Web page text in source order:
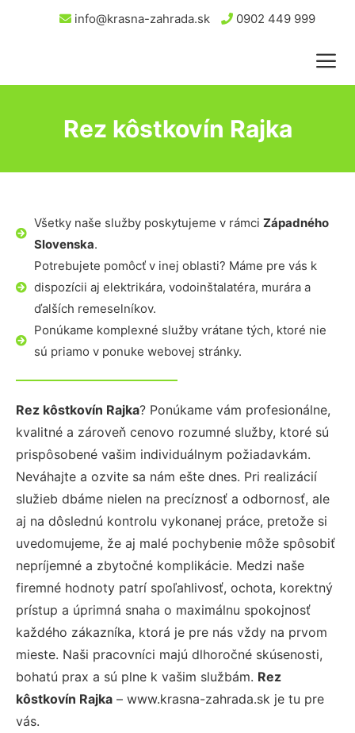
info@krasna-zahrada.sk 0902 449 999
Rez kôstkovín Rajka
Všetky naše služby poskytujeme v rámci Západného
Slovenska.
Potrebujete pomôcť v inej oblasti? Máme pre vás k
dispozícii aj elektrikára, vodoinštalatéra, murára a
ďalších remeselníkov.
Ponúkame komplexné služby vrátane tých, ktoré nie
sú priamo v ponuke webovej stránky.
Rez kôstkovín Rajka? Ponúkame vám profesionálne,
kvalitné a zároveň cenovo rozumné služby, ktoré sú
prispôsobené vašim individuálnym požiadavkám.
Neváhajte a ozvite sa nám ešte dnes. Pri realizácií
služieb dbáme nielen na precíznosť a odbornosť, ale
aj na dôslednú kontrolu vykonanej práce, pretože si
uvedomujeme, že aj malé pochybenie môže spôsobiť
nepríjemné a zbytočné komplikácie. Medzi naše
firemné hodnoty patrí spoľahlivosť, ochota, korektný
prístup a úprimná snaha o maximálnu spokojnosť
každého zákazníka, ktorá je pre nás vždy na prvom
mieste. Naši pracovníci majú dlhoročné skúsenosti,
bohatú prax a sú plne k vašim službám. Rez
kôstkovín Rajka – www.krasna-zahrada.sk je tu pre
vás.